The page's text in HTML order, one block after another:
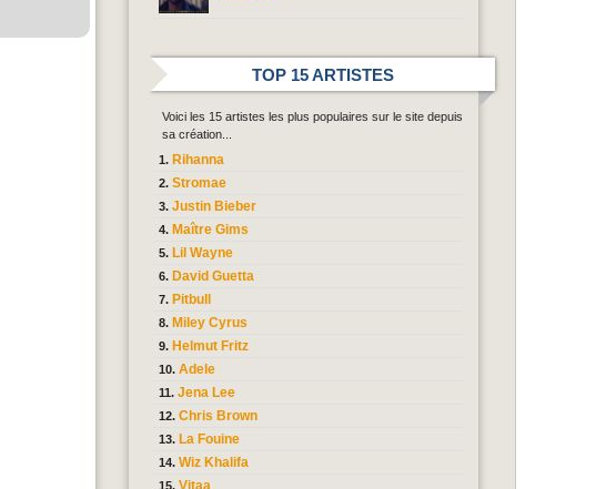
TOP 15 ARTISTES
Voici les 15 artistes les plus populaires sur le site depuis
sa création...
Rihanna
Stromae
Justin Bieber
Maître Gims
Lil Wayne
David Guetta
Pitbull
Miley Cyrus
Helmut Fritz
Adele
Jena Lee
Chris Brown
La Fouine
Wiz Khalifa
Vitaa